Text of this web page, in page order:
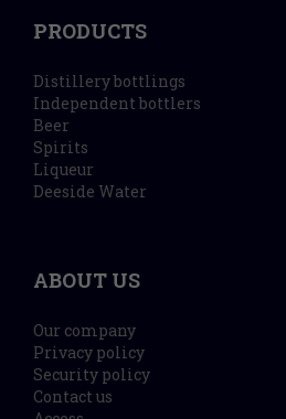
PRODUCTS
Distillery bottlings
Independent bottlers
Beer
Spirits
Liqueur
Deeside Water
ABOUT US
Our company
Privacy policy
Security policy
Contact us